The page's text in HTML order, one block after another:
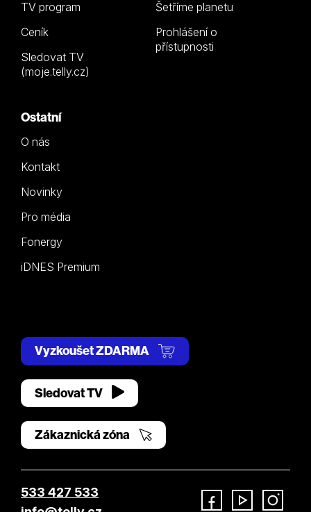
TV program
Ceník
Sledovat TV
(moje.telly.cz)
Šetříme planetu
Prohlášení o
přístupnosti
Ostatní
O nás
Kontakt
Novinky
Pro média
Fonergy
iDNES Premium
Vyzkoušet ZDARMA
Sledovat TV
Zákaznická zóna
533 427 533